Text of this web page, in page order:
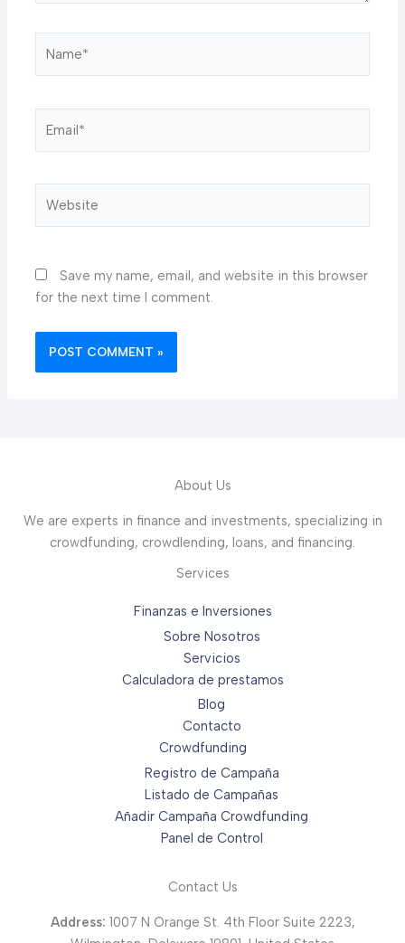
Save my name, email, and website in this browser
for the next time I comment.
About Us
We are experts in finance and investments, specializing in
crowdfunding, crowdlending, loans, and financing.
Services
Finanzas e Inversiones
Sobre Nosotros
Servicios
Calculadora de prestamos
Blog
Contacto
Crowdfunding
Registro de Campaña
Listado de Campañas
Añadir Campaña Crowdfunding
Panel de Control
Contact Us
Address: 1007 N Orange St. 4th Floor Suite 2223,